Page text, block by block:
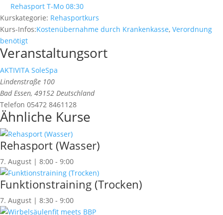
Rehasport T-Mo 08:30
Kurskategorie: Rehasportkurs
Kurs-Infos:Kostenübernahme durch Krankenkasse, Verordnung
benötigt
Veranstaltungsort
AKTIVITA SoleSpa
Lindenstraße 100
Bad Essen, 49152 Deutschland
Telefon 05472 8461128
Ähnliche Kurse
Rehasport (Wasser)
7. August | 8:00 - 9:00
Funktionstraining (Trocken)
7. August | 8:30 - 9:00